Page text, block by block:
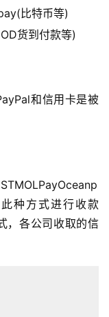
比特币等)
货到付款等)
和信用卡是被
此种方式进行收款
，各公司收取的信